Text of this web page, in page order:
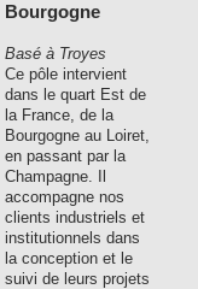
Bourgogne
Basé à Troyes
Ce pôle intervient
dans le quart Est de
la France, de la
Bourgogne au Loiret,
en passant par la
Champagne. Il
accompagne nos
clients industriels et
institutionnels dans
la conception et le
suivi de leurs projets